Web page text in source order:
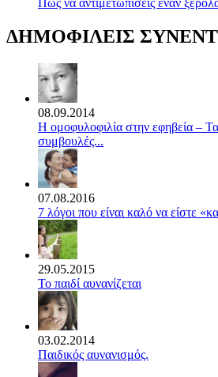
Πώς να αντιμετωπίσεις έναν
ΔΗΜΟΦΙΛΕΙΣ
08.09.2014
Η ομοφυλοφιλία στην εφηβεία –
συμβουλές...
07.08.2016
7 λόγοι που είναι καλό να είστε
29.05.2015
Το παιδί αυνανίζεται
03.02.2014
Παιδικός αυνανισμός.